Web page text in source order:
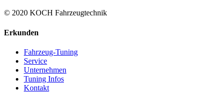
© 2020 KOCH Fahrzeugtechnik
Erkunden
Fahrzeug-Tuning
Service
Unternehmen
Tuning Infos
Kontakt